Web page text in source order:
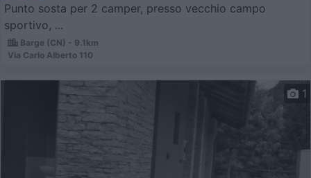
Punto sosta per 2 camper, presso vecchio campo
sportivo, ...
Barge (CN) - 9.1km
Via Carlo Alberto 110
1